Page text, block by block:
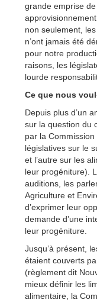
grande emprise
non seulement,
n’ont jamais été
pour notre
raisons, les
lourde
Ce que nous
Depuis plus d’un
sur la question du
par la
législatives sur le
et l’autre sur les
leur progéniture).
auditions, les
Agriculture et
d’exprimer leur
demande d’une
leur progéniture.
Jusqu’à présent,
étaient couverts
(règlement dit
mieux définir les
alimentaire, la